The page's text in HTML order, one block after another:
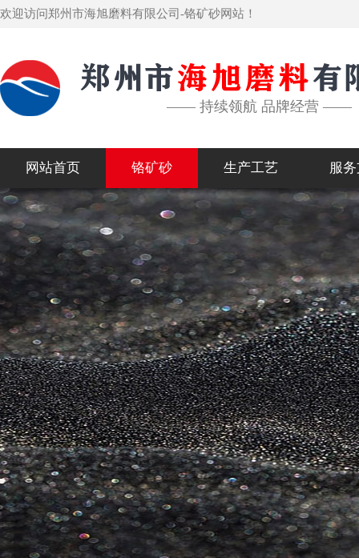
欢迎访问郑州市海旭磨料有限公司-铬矿砂网站！
—— 持续领航 品牌经营 ——
网站首页 铬矿砂 生产工艺 服